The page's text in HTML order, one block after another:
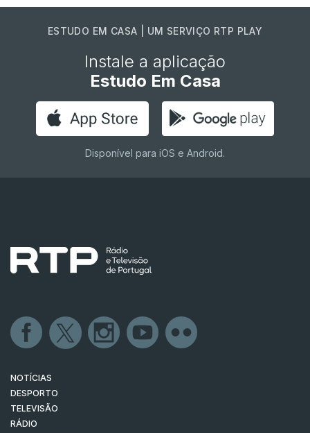
ESTUDO EM CASA | UM SERVIÇO RTP PLAY
Instale a aplicação
Estudo Em Casa
Disponível para iOS e Android.
NOTÍCIAS
DESPORTO
TELEVISÃO
RÁDIO